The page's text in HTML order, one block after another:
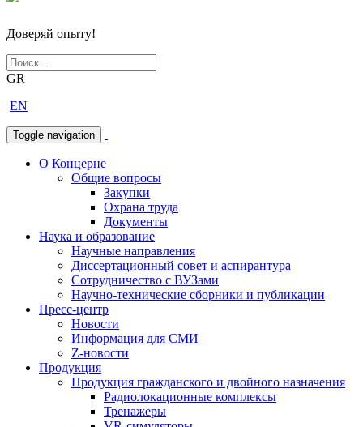
Доверяй опыту!
GR
EN
Toggle navigation
О Концерне
Общие вопросы
Закупки
Охрана труда
Документы
Наука и образование
Научные направления
Диссертационный совет и аспирантура
Сотрудничество с ВУЗами
Научно-технические сборники и публикации
Пресс-центр
Новости
Информация для СМИ
Z-новости
Продукция
Продукция гражданского и двойного назначения
Радиолокационные комплексы
Тренажеры